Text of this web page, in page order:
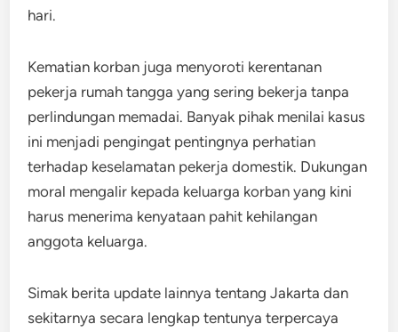
hari.
Kematian korban juga menyoroti kerentanan
pekerja rumah tangga yang sering bekerja tanpa
perlindungan memadai. Banyak pihak menilai kasus
ini menjadi pengingat pentingnya perhatian
terhadap keselamatan pekerja domestik. Dukungan
moral mengalir kepada keluarga korban yang kini
harus menerima kenyataan pahit kehilangan
anggota keluarga.
Simak berita update lainnya tentang Jakarta dan
sekitarnya secara lengkap tentunya terpercaya